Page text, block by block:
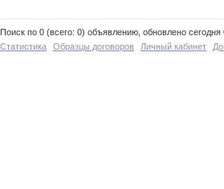
Поиск по 0 (всего: 0) объявлению, обновлено сегодня
Статистика
Образцы договоров Личный кабинет